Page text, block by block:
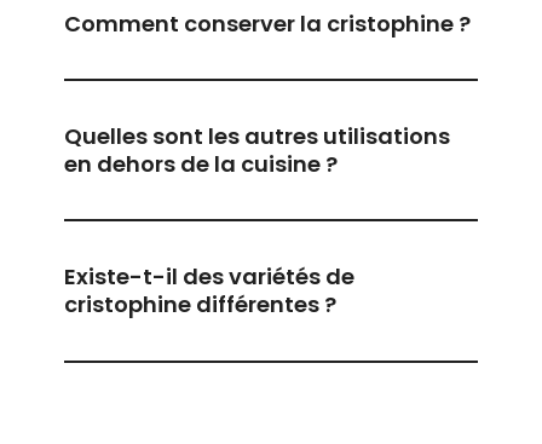
Comment conserver la cristophine ?
Quelles sont les autres utilisations
en dehors de la cuisine ?
Existe-t-il des variétés de
cristophine différentes ?